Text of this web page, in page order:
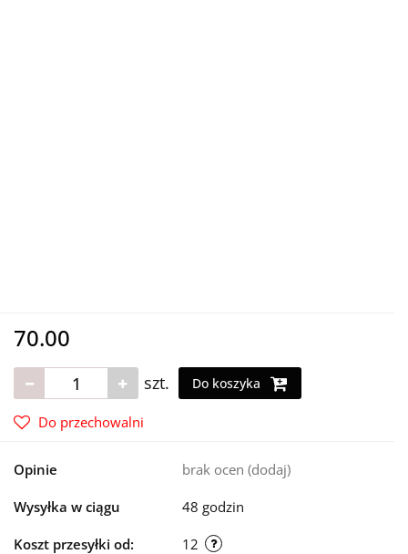
70.00
szt. Do koszyka
Do przechowalni
Opinie brak ocen (dodaj)
Wysyłka w ciągu 48 godzin
Koszt przesyłki od: 12